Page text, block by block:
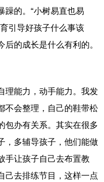
躁的。“小树易直也易
引导好孩子什么事该
的成长是什么有利的。
理能力，动手能力。我发
不会整理，自己的鞋带松
包办有关系。其实在很多
，多辅导孩子，他们能做
手让孩子自己去布置教
己去排练节目，这样一点